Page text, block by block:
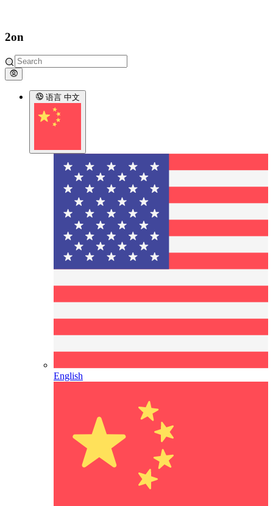
2on
语言 中文
English